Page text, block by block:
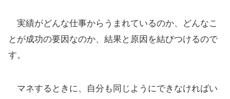
実績がどんな仕事からうまれているのか、どんなこ
とが成功の要因なのか、結果と原因を結びつけるので
す。
マネするときに、自分も同じようにできなければい